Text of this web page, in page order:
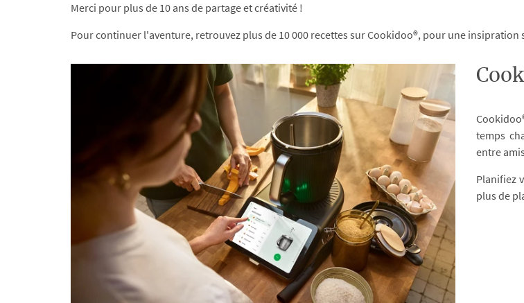
Merci pour plus de 10 ans de partage et créativité !
Pour continuer l'aventure, retrouvez plus de 10 000 recettes sur Cookidoo®, pour une
temps
entre
Planifiez
plus de